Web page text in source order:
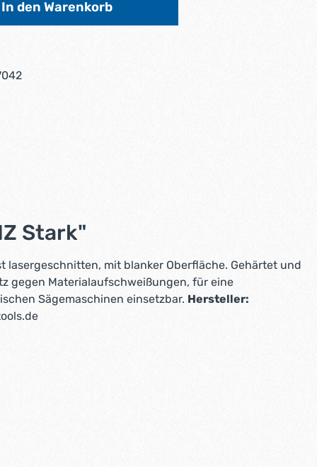
In den Warenkorb
Stark"
lasergeschnitten, mit blanker Oberfläche. Gehärtet und
gegen Materialaufschweißungen, für eine
Sägemaschinen einsetzbar. Hersteller: